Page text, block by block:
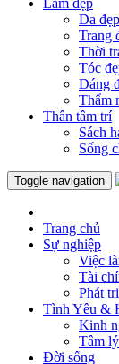
Làm đẹp
Da đẹp
Trang
Thời
Tóc
Dáng
Thẩm
Thân tâm trí
Sách
Sống
Toggle navigation
Trang chủ
Sự nghiệp
Việc
Tài
Phát
Tình Yêu &
Kinh
Tâm
Đời sống